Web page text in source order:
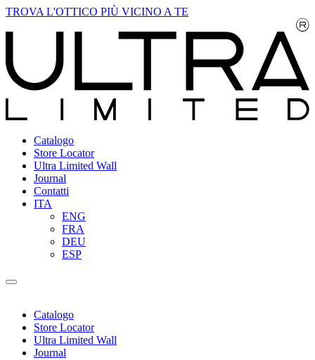
TROVA L'OTTICO PIÙ VICINO A TE
Catalogo
Store Locator
Ultra Limited Wall
Journal
Contatti
ITA
ENG
FRA
DEU
ESP
Catalogo
Store Locator
Ultra Limited Wall
Journal